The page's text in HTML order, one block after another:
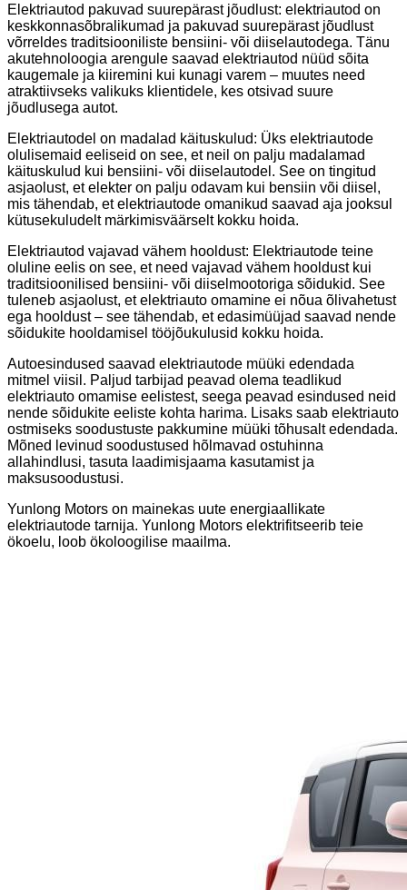
Elektriautod pakuvad suurepärast jõudlust: elektriautod on
keskkonnasõbralikumad ja pakuvad suurepärast jõudlust
võrreldes traditsiooniliste bensiini- või diiselautodega. Tänu
akutehnoloogia arengule saavad elektriautod nüüd sõita
kaugemale ja kiiremini kui kunagi varem – muutes need
atraktiivseks valikuks klientidele, kes otsivad suure
jõudlusega autot.
Elektriautodel on madalad käituskulud: Üks elektriautode
olulisemaid eeliseid on see, et neil on palju madalamad
käituskulud kui bensiini- või diiselautodel. See on tingitud
asjaolust, et elekter on palju odavam kui bensiin või diisel,
mis tähendab, et elektriautode omanikud saavad aja jooksul
kütusekuludelt märkimisväärselt kokku hoida.
Elektriautod vajavad vähem hooldust: Elektriautode teine ​​​​
oluline eelis on see, et need vajavad vähem hooldust kui
traditsioonilised bensiini- või diiselmootoriga sõidukid. See
tuleneb asjaolust, et elektriauto omamine ei nõua õlivahetust
ega hooldust – see tähendab, et edasimüüjad saavad nende
sõidukite hooldamisel tööjõukulusid kokku hoida.
Autoesindused saavad elektriautode müüki edendada
mitmel viisil. Paljud tarbijad peavad olema teadlikud
elektriauto omamise eelistest, seega peavad esindused neid
nende sõidukite eeliste kohta harima. Lisaks saab elektriauto
ostmiseks soodustuste pakkumine müüki tõhusalt edendada.
Mõned levinud soodustused hõlmavad ostuhinna
allahindlusi, tasuta laadimisjaama kasutamist ja
maksusoodustusi.
Yunlong Motors on mainekas uute energiaallikate
elektriautode tarnija. Yunlong Motors elektrifitseerib teie
ökoelu, loob ökoloogilise maailma.